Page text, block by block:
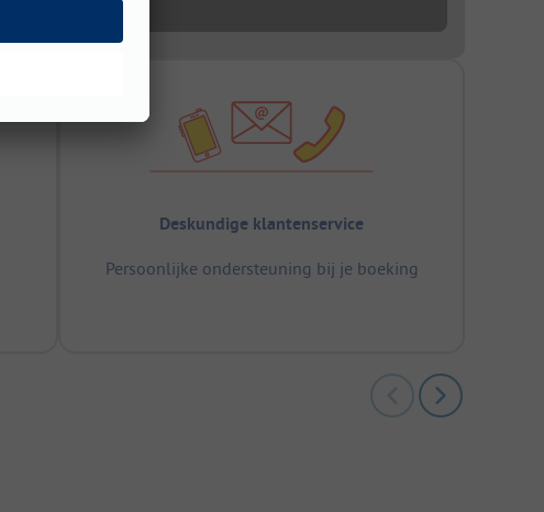
Deskundige klantenservice
Persoonlijke ondersteuning bij je boeking